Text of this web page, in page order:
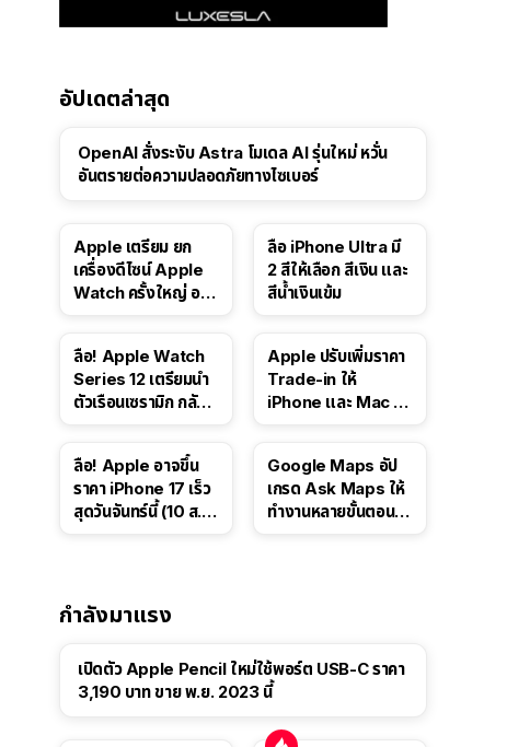
อัปเดตล่าสุด
OpenAI สั่งระงับ Astra โมเดล AI รุ่นใหม่ หวั่น
อันตรายต่อความปลอดภัยทางไซเบอร์
Apple เตรียม ยก
เครื่องดีไซน์ Apple
Watch ครั้งใหญ่ อาจ
ลือ iPhone Ultra มี
2 สีให้เลือก สีเงิน และ
สีน้ำเงินเข้ม
ลือ! Apple Watch
Series 12 เตรียมนำ
ตัวเรือนเซรามิก กลับ
Apple ปรับเพิ่มราคา
Trade-in ให้
iPhone และ Mac ใน
ลือ! Apple อาจขึ้น
ราคา iPhone 17 เร็ว
สุดวันจันทร์นี้ (10 ส.ค.
Google Maps อัป
เกรด Ask Maps ให้
ทำงานหลายขั้นตอนได้
กำลังมาแรง
เปิดตัว Apple Pencil ใหม่ใช้พอร์ต USB-C ราคา
3,190 บาท ขาย พ.ย. 2023 นี้